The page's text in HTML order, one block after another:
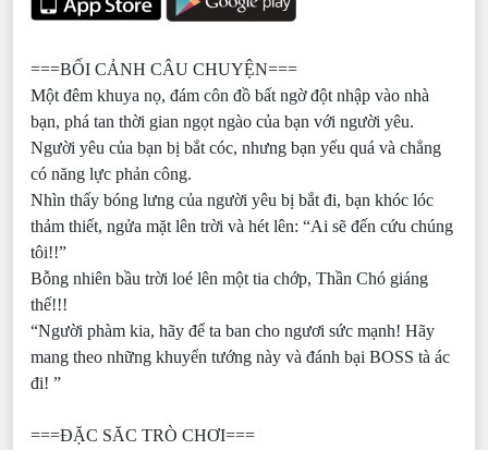
===BỐI CẢNH CÂU CHUYỆN===
Một đêm khuya nọ, đám côn đồ bất ngờ đột nhập vào nhà
bạn, phá tan thời gian ngọt ngào của bạn với người yêu.
Người yêu của bạn bị bắt cóc, nhưng bạn yếu quá và chẳng
có năng lực phản công.
Nhìn thấy bóng lưng của người yêu bị bắt đi, bạn khóc lóc
thảm thiết, ngửa mặt lên trời và hét lên: “Ai sẽ đến cứu chúng
tôi!!”
Bỗng nhiên bầu trời loé lên một tia chớp, Thần Chó giáng
thế!!!
“Người phàm kia, hãy để ta ban cho ngươi sức mạnh! Hãy
mang theo những khuyển tướng này và đánh bại BOSS tà ác
đi! ”
===ĐẶC SĂC TRÒ CHƠI===